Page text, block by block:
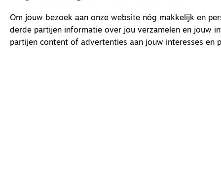
Om jouw bezoek aan onze website nóg makkelijk en
derde partijen informatie over jou verzamelen en jouw
partijen content of advertenties aan jouw interesses en